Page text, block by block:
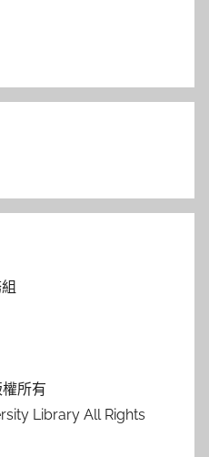
所有
Library All Rights